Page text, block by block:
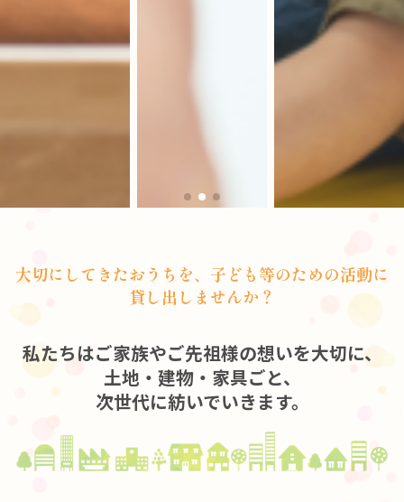
大切にしてきたおうちを、子ども等のための活動に
貸し出しませんか？
私たちはご家族やご先祖様の想いを大切に、
土地・建物・家具ごと、
次世代に紡いでいきます。